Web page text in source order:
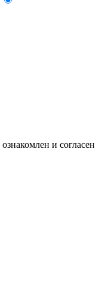
ознакомлен и согласен